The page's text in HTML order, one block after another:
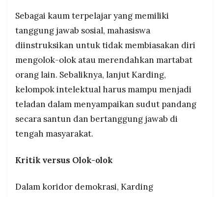
Sebagai kaum terpelajar yang memiliki
tanggung jawab sosial, mahasiswa
diinstruksikan untuk tidak membiasakan diri
mengolok-olok atau merendahkan martabat
orang lain. Sebaliknya, lanjut Karding,
kelompok intelektual harus mampu menjadi
teladan dalam menyampaikan sudut pandang
secara santun dan bertanggung jawab di
tengah masyarakat.
Kritik versus Olok-olok
Dalam koridor demokrasi, Karding